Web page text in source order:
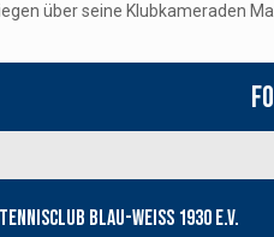
über seine Klubkameraden
Blau-Weiss 1930 e.V.